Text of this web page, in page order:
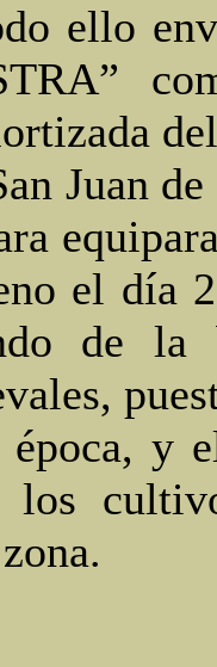
ello
Juan
el día
de la
y